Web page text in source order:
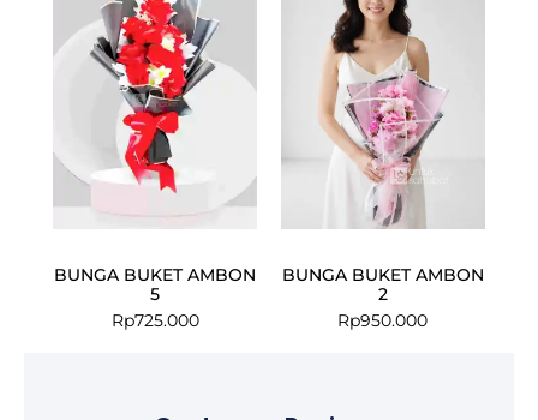
BUNGA BUKET AMBON
5
Rp725.000
BUNGA BUKET AMBON
2
Rp950.000